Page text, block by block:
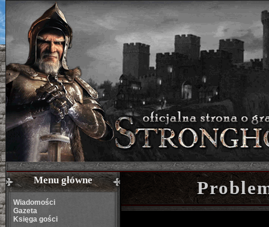
Menu główne
Wiadomości
Gazeta
Księga gości